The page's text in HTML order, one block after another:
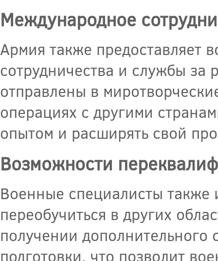
Международное
Армия также предоставляет
сотрудничества и службы
отправлены в
операциях с другими
опытом и расширять свой
Возможности
Военные специалисты также
переобучиться в других
получении
подготовки, что позволит